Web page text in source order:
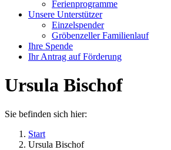
Ferienprogramme
Unsere Unterstützer
Einzelspender
Gröbenzeller Familienlauf
Ihre Spende
Ihr Antrag auf Förderung
Ursula Bischof
Sie befinden sich hier:
Start
Ursula Bischof